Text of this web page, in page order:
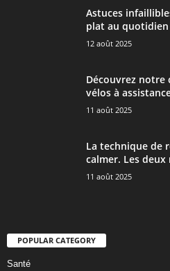
Astuces
plat au quotidien
12 août 2025
Découvrez notre
vélos à
11 août 2025
La technique de
calmer. Les deux
11 août 2025
POPULAR CATEGORY
Santé